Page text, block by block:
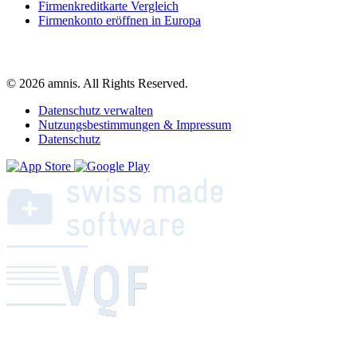
Firmenkreditkarte Vergleich
Firmenkonto eröffnen in Europa
© 2026 amnis. All Rights Reserved.
Datenschutz verwalten
Nutzungsbestimmungen & Impressum
Datenschutz